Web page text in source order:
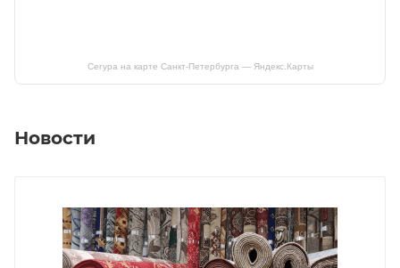
Сегура на карте Санкт‑Петербурга — Яндекс.Карты
Новости